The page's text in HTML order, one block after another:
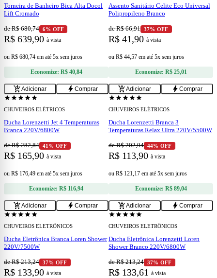
Torneira de Banheiro Bica Alta Docol
Lift Cromado
de R$ 680,74 6% OFF
R$ 639,90 à vista
ou R$ 680,74 em até 5x sem juros
Economize: R$ 40,84
add_shopping_cartAdicionar bolt Comprar
Assento Sanitário Celite Eco Universal
Polipropileno Branco
de R$ 66,91 37% OFF
R$ 41,90 à vista
ou R$ 44,57 em até 5x sem juros
Economize: R$ 25,01
add_shopping_cartAdicionar bolt Comprar
starstarstarstarstar
CHUVEIROS ELÉTRICOS
Ducha Lorenzetti Jet 4 Temperaturas
Branca 220V/6800W
de R$ 282,84 41% OFF
R$ 165,90 à vista
ou R$ 176,49 em até 5x sem juros
Economize: R$ 116,94
add_shopping_cartAdicionar bolt Comprar
starstarstarstarstar
CHUVEIROS ELÉTRICOS
Ducha Lorenzetti Branca 3
Temperaturas Relax Ultra 220V/5500W
de R$ 202,94 44% OFF
R$ 113,90 à vista
ou R$ 121,17 em até 5x sem juros
Economize: R$ 89,04
add_shopping_cartAdicionar bolt Comprar
starstarstarstarstar
CHUVEIROS ELETRÔNICOS
Ducha Eletrônica Branca Loren Shower
220V/7500W
de R$ 213,24 37% OFF
R$ 133,90 à vista
starstarstarstarstar
CHUVEIROS ELETRÔNICOS
Ducha Eletrônica Lorenzetti Loren
Shower Branco 220V/6800W
de R$ 213,24 37% OFF
R$ 133,61 à vista